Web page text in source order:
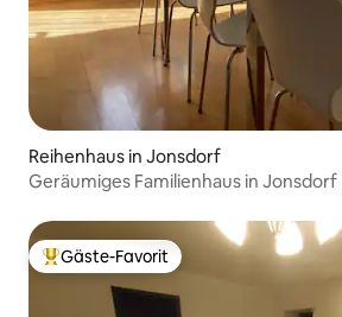
Reihenhaus in Jonsdorf
Geräumiges Familienhaus in Jonsdorf
Beliebter Gäste-Favorit.
Gäste-Favorit